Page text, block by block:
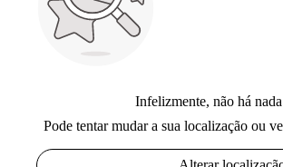
Infelizmente, não há
Pode tentar mudar a sua localização ou